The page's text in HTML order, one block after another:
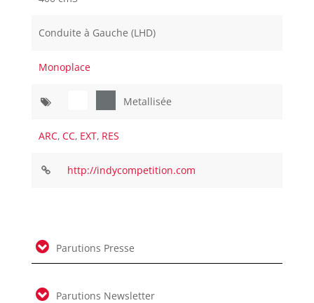
Conduite à Gauche (LHD)
Monoplace
Metallisée
ARC, CC, EXT, RES
http://indycompetition.com
Parutions Presse
Parutions Newsletter